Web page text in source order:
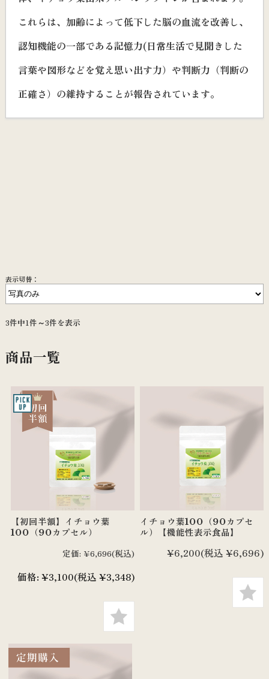
これらは、加齢によって低下した脳の血流を改善し、
認知機能の一部である記憶力(日常生活で見聞きした
言葉や図形などを覚え思い出す力）や判断力（判断の
正確さ）の維持することが報告されています。
表示切替：
3件中1件～3件を表示
商品一覧
【初回半額】イチョウ葉
100（90カプセル）
定価: ¥6,696(税込)
価格: ¥3,100(税込 ¥3,348)
イチョウ葉100（90カプセ
ル）【機能性表示食品】
¥6,200(税込 ¥6,696)